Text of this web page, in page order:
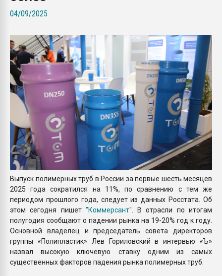
ПЕРЕЙТИ НА
04/09/2025
Выпуск полимерных труб в России за первые шесть месяцев
2025 года сократился на 11%, по сравнению с тем же
периодом прошлого года, следует из данных Росстата. Об
этом сегодня пишет "Коммерсант" . В отрасли по итогам
полугодия сообщают о падении рынка на 19-20% год к году.
Основной владелец и председатель совета директоров
группы «Полипластик» Лев Гориловский в интервью «Ъ»
назвал высокую ключевую ставку одним из самых
существенных факторов падения рынка полимерных труб.